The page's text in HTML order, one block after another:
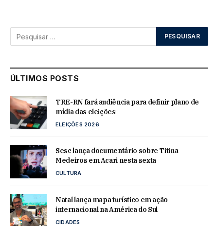
ÚLTIMOS POSTS
TRE-RN fará audiência para definir plano de
mídia das eleições
ELEIÇÕES 2026
Sesc lança documentário sobre Titina
Medeiros em Acari nesta sexta
CULTURA
Natal lança mapa turístico em ação
internacional na América do Sul
CIDADES